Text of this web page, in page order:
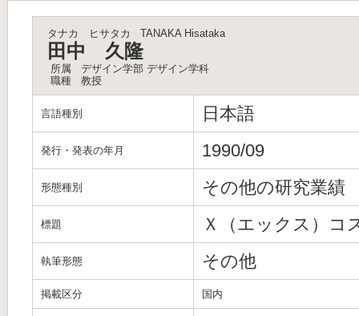
タナカ ヒサタカ TANAKA Hisataka
田中 久隆
所属
デザイン学部 デザイン学科
職種
教授
言語種別 日本語
発行・発表の年月 1990/09
形態種別 その他の研究業績
標題 Ｘ（エックス）コ
執筆形態 その他
掲載区分 国内